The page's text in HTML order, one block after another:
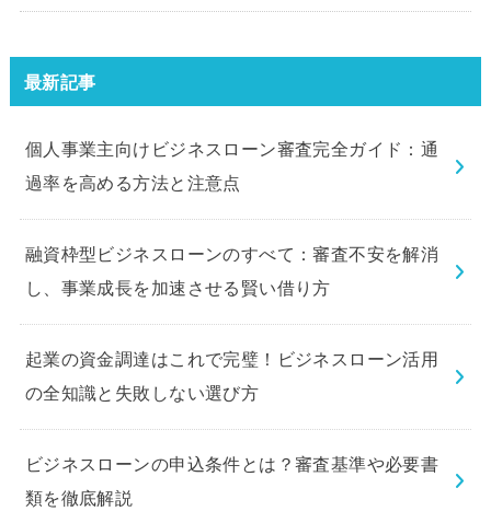
験してみました。
最新記事
個人事業主向けビジネスローン審査完全ガイド：通
過率を高める方法と注意点
融資枠型ビジネスローンのすべて：審査不安を解消
し、事業成長を加速させる賢い借り方
起業の資金調達はこれで完璧！ビジネスローン活用
の全知識と失敗しない選び方
ビジネスローンの申込条件とは？審査基準や必要書
類を徹底解説